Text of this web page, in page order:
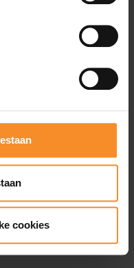
cookies
Collection Unisex